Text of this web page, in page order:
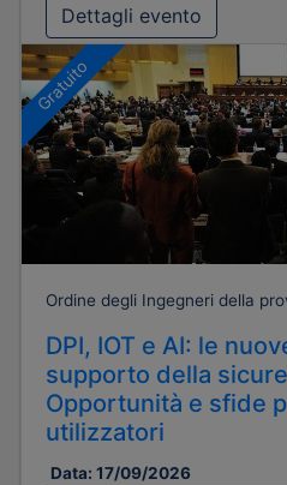
Dettagli evento
Gratuito
Ordine degli Ingegneri della
DPI, IOT e AI: le
supporto della
Opportunità e sfide
utilizzatori
Data: 17/09/2026